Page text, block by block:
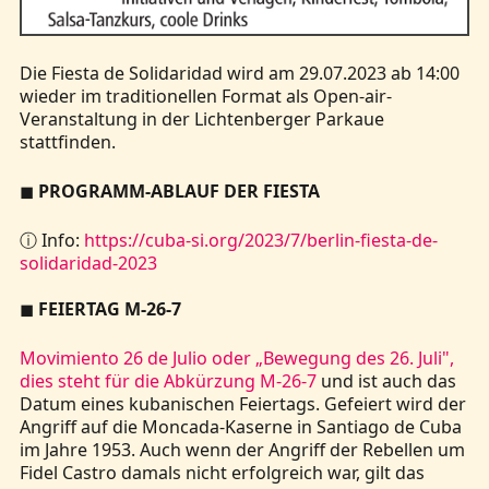
Die Fiesta de Solidaridad wird am 29.07.2023 ab 14:00
wieder im traditionellen Format als Open-air-
Veranstaltung in der Lichtenberger Parkaue
stattfinden.
◼ PROGRAMM-ABLAUF DER FIESTA
ⓘ Info: https://cuba-si.org/2023/7/berlin-fiesta-de-
solidaridad-2023
◼ FEIERTAG M-26-7
Movimiento 26 de Julio oder „Bewegung des 26. Juli",
dies steht für die Abkürzung M-26-7und ist auch das
Datum eines kubanischen Feiertags. Gefeiert wird der
Angriff auf die Moncada-Kaserne in Santiago de Cuba
im Jahre 1953. Auch wenn der Angriff der Rebellen um
Fidel Castro damals nicht erfolgreich war, gilt das